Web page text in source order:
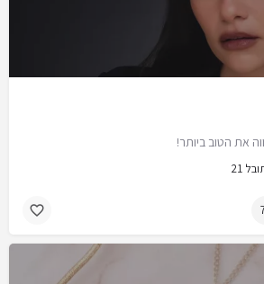
את הטוב ביותר!
21